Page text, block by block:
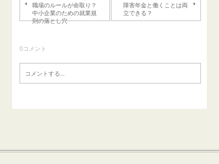
職場のルールが命取り？
中小企業のための就業規
則の落とし穴
障害年金と働くことは両
立できる？
0コメント